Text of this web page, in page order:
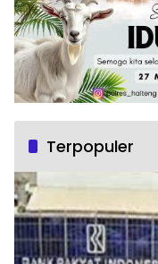
Terpopuler